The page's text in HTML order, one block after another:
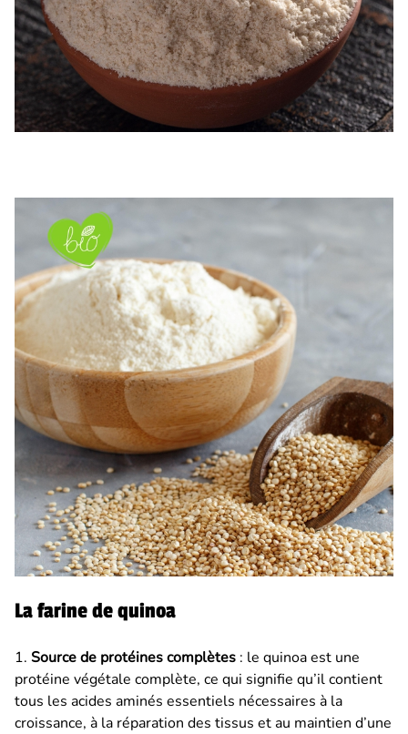
La farine de quinoa
1. Source de protéines complètes : le quinoa est une
protéine végétale complète, ce qui signifie qu’il contient
tous les acides aminés essentiels nécessaires à la
croissance, à la réparation des tissus et au maintien d’une